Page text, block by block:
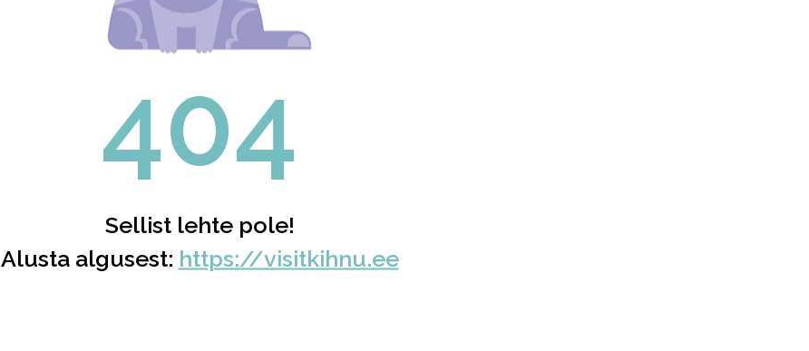
404
Sellist lehte pole!
Alusta algusest: https://visitkihnu.ee